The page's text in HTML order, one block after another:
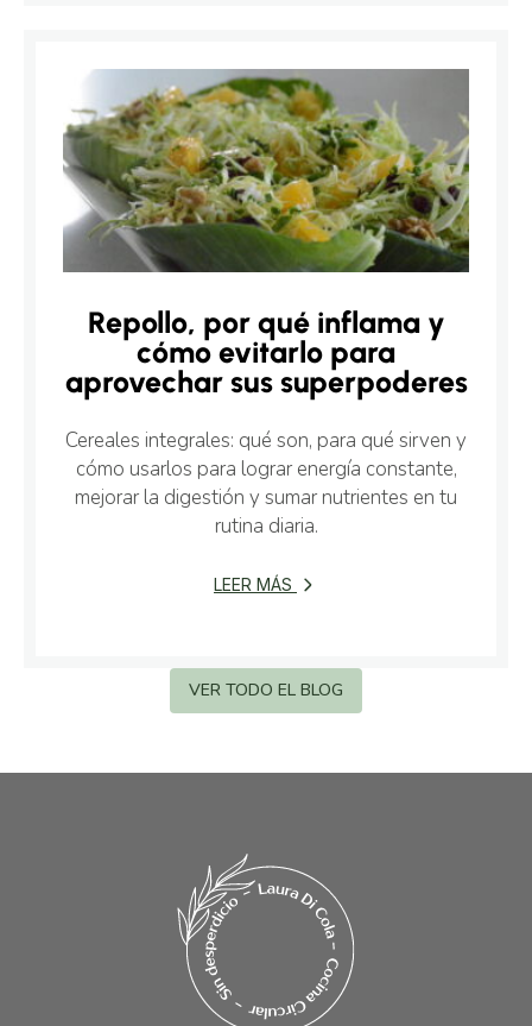
Repollo, por qué inflama y
cómo evitarlo para
aprovechar sus superpoderes
Cereales integrales: qué son, para qué sirven y
cómo usarlos para lograr energía constante,
mejorar la digestión y sumar nutrientes en tu
rutina diaria.
LEER MÁS
VER TODO EL BLOG